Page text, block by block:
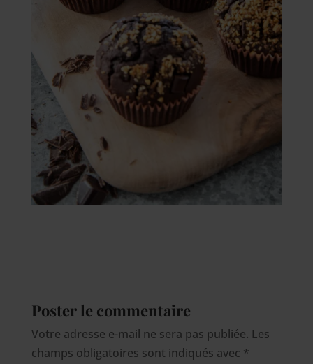
Poster le commentaire
Votre adresse e-mail ne sera pas publiée. Les
champs obligatoires sont indiqués avec *